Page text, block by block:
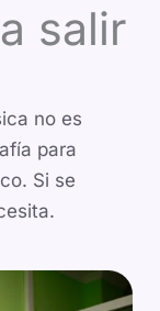
salir
no es
para
Si se